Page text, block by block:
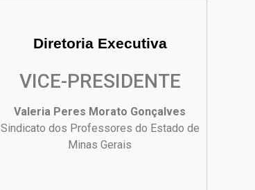
Diretoria Executiva
VICE-PRESIDENTE
Valeria Peres Morato Gonçalves
Sindicato dos Professores do Estado de
Minas Gerais